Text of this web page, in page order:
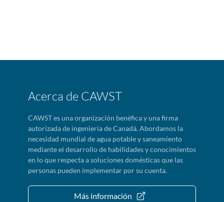
Acerca de CAWST
CAWST es una organización benéfica y una firma
autorizada de ingeniería de Canadá. Abordamos la
necesidad mundial de agua potable y saneamiento
mediante el desarrollo de habilidades y conocimientos
en lo que respecta a soluciones domésticas que las
personas pueden implementar por su cuenta.
Más información